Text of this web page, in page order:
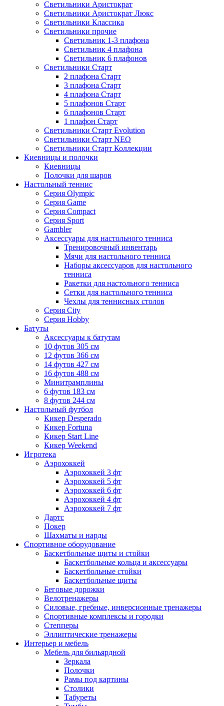
Светильники Аристократ
Светильники Аристократ Люкс
Светильники Классика
Светильники прочие
Светильник 1-3 плафона
Светильник 4 плафона
Светильник 6 плафонов
Светильники Старт
2 плафона Старт
3 плафона Старт
4 плафона Старт
5 плафонов Старт
6 плафонов Старт
1 плафон Старт
Светильники Старт Evolution
Светильники Старт NEO
Светильники Старт Коллекции
Киевницы и полочки
Киевницы
Полочки для шаров
Настольный теннис
Серия Olympic
Серия Game
Серия Compact
Серия Sport
Gambler
Аксессуары для настольного тенниса
Тренировочный инвентарь
Мячи для настольного тенниса
Наборы аксессуаров для настольного
тенниса
Ракетки для настольного тенниса
Сетки для настольного тенниса
Чехлы для теннисных столов
Серия City
Серия Hobby
Батуты
Аксессуары к батутам
10 футов 305 см
12 футов 366 см
14 футов 427 см
16 футов 488 см
Минитрамплины
6 футов 183 см
8 футов 244 см
Настольный футбол
Кикер Desperado
Кикер Fortuna
Кикер Start Line
Кикер Weekend
Игротека
Аэрохоккей
Аэрохоккей 3 фт
Аэрохоккей 5 фт
Аэрохоккей 6 фт
Аэрохоккей 4 фт
Аэрохоккей 7 фт
Дартс
Покер
Шахматы и нарды
Спортивное оборудование
Баскетбольные щиты и стойки
Баскетбольные кольца и аксессуары
Баскетбольные стойки
Баскетбольные щиты
Беговые дорожки
Велотренажеры
Силовые, гребные, инверсионные тренажеры
Спортивные комплексы и городки
Степперы
Эллиптические тренажеры
Интерьер и мебель
Мебель для бильярдной
Зеркала
Полочки
Рамы под картины
Столики
Табуреты